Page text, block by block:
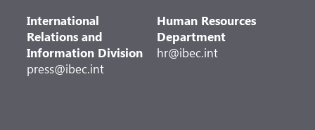
International
Relations and
Information Division
press@ibec.int
Human Resources
Department
hr@ibec.int